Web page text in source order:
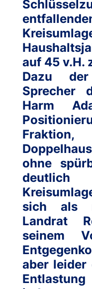
auf 45 v.H.
Dazu der
Sprecher
Harm
ohne
sich als
Landrat
seinem
aber leider